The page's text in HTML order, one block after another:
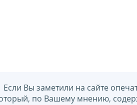
Если Вы заметили на сайте
по Вашему мнению,